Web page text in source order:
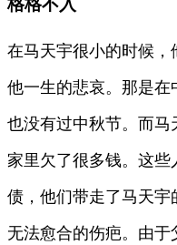
格格不入
在马天宇很小的时候
他一生的悲哀。那是
也没有过中秋节。而马
家里欠了很多钱。这
债，他们带走了马天宇
无法愈合的伤疤。由